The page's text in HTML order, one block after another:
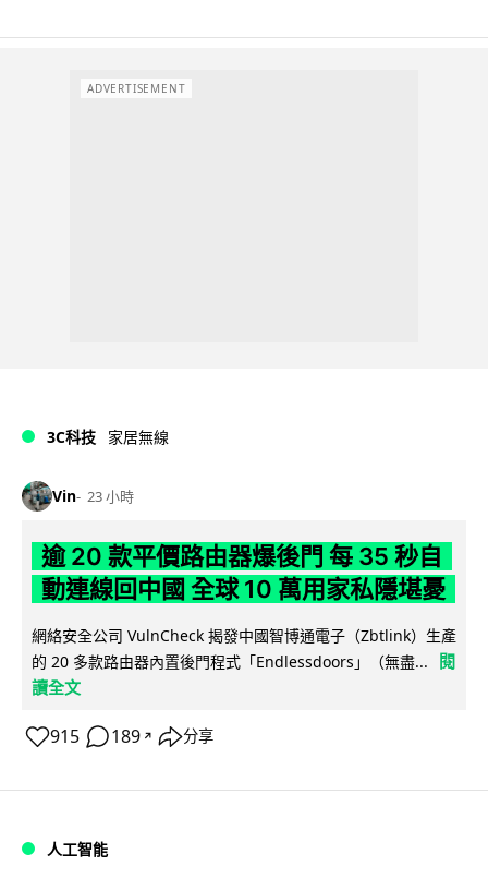
ADVERTISEMENT
3C科技 家居無線
Vin 23 小時
逾 20 款平價路由器爆後門 每 35 秒自
動連線回中國 全球 10 萬用家私隱堪憂
網絡安全公司 VulnCheck 揭發中國智博通電子（Zbtlink）生產
的 20 多款路由器內置後門程式「Endlessdoors」（無盡...
閱
讀全文
915 189 ↗ 分享
人工智能